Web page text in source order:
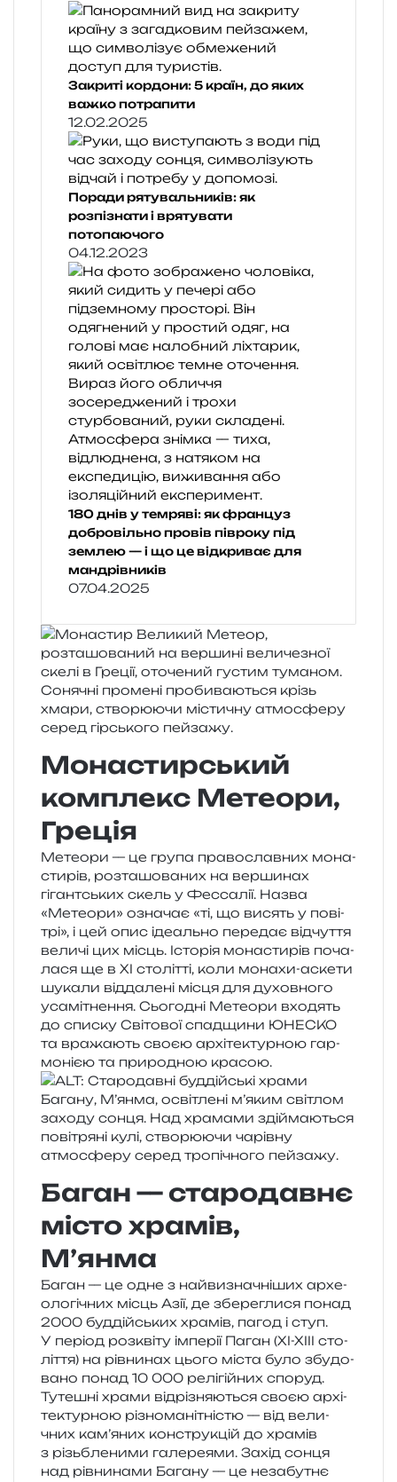
Закриті кордони: 5 країн, до яких
важко потрапити
12.02.2025
Поради рятувальників: як
розпізнати і врятувати
потопаючого
04.12.2023
180 днів у темряві: як француз
добровільно провів півроку під
землею — і що це відкриває для
мандрівників
07.04.2025
Монастирський
комплекс Метеори,
Греція
Метеори — це група пра­во­слав­них мона­
сти­рів, роз­та­шо­ва­них на вер­ши­нах
гігант­ських скель у Фессалії. Назва
«Метеори» озна­чає «ті, що висять у пові­
трі», і цей опис іде­аль­но пере­дає від­чу­т­тя
вели­чі цих місць. Історія мона­сти­рів поча­
ла­ся ще в XI сто­літ­ті, коли мона­хи-аске­ти
шука­ли від­да­ле­ні місця для духов­но­го
уса­мі­тне­н­ня. Сьогодні Метеори вхо­дять
до спи­ску Світової спад­щи­ни ЮНЕСКО
та вра­жа­ють своєю архі­те­ктур­ною гар­
мо­ні­єю та при­ро­дною красою.
Баган — стародавнє
місто храмів,
М’янма
Баган — це одне з най­ви­зна­чні­ших архе­
о­ло­гі­чних місць Азії, де збе­ре­гли­ся понад
2000 буд­дій­ських хра­мів, пагод і ступ.
У пері­од роз­кві­ту імпе­рії Паган (XI-XIII сто­
лі­т­тя) на рів­ни­нах цього міста було збу­до­
ва­но понад 10 000 релі­гій­них спо­руд.
Тутешні храми від­рі­зня­ю­ться своєю архі­
те­ктур­ною різно­ма­ні­тні­стю — від вели­
чних кам’яних кон­стру­кцій до хра­мів
з різьбле­ни­ми гале­ре­я­ми. Захід сонця
над рів­ни­на­ми Багану — це неза­бу­тнє